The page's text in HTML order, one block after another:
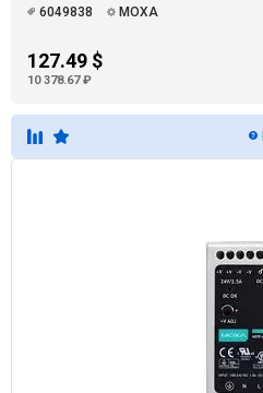
6049838 MOXA
127.49 $
10 378.67 ₽